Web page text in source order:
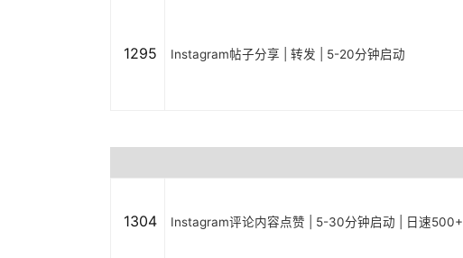
1295 Instagram帖子分享 | 转发 | 5-20分钟启动
1304 Instagram评论内容点赞 | 5-30分钟启动 | 日速500+